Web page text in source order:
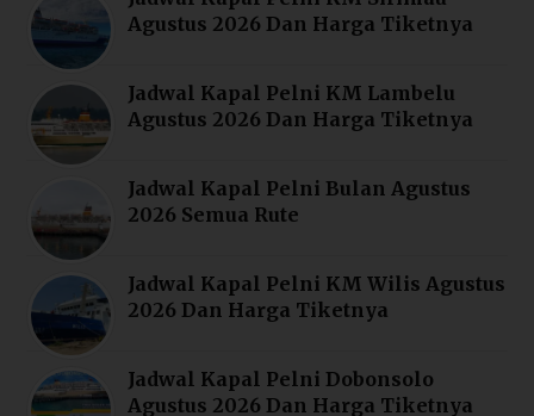
Agustus 2026 Dan Harga Tiketnya
Jadwal Kapal Pelni KM Lambelu
Agustus 2026 Dan Harga Tiketnya
Jadwal Kapal Pelni Bulan Agustus
2026 Semua Rute
Jadwal Kapal Pelni KM Wilis Agustus
2026 Dan Harga Tiketnya
Jadwal Kapal Pelni Dobonsolo
Agustus 2026 Dan Harga Tiketnya